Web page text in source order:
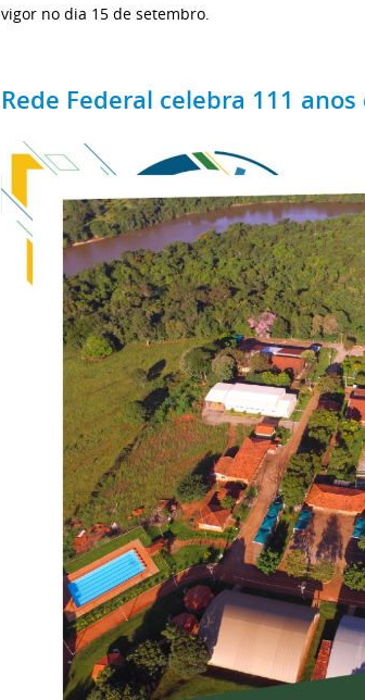
vigor no dia 15 de setembro.
Rede Federal celebra 111